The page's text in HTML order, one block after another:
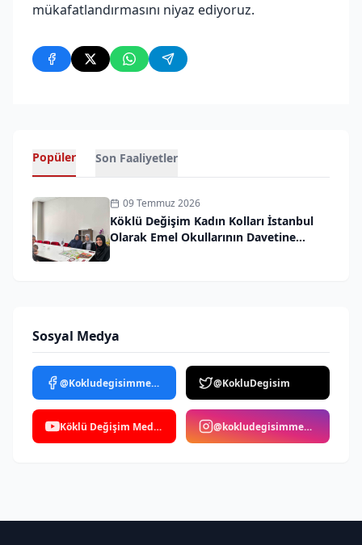
mükafatlandırmasını niyaz ediyoruz.
Popüler Son Faaliyetler
09 Temmuz 2026
Köklü Değişim Kadın Kolları İstanbul
Olarak Emel Okullarının Davetine
Sosyal Medya
@Kokludegisimmedya @KokluDegisim
Köklü Değişim Medya @kokludegisimmedya